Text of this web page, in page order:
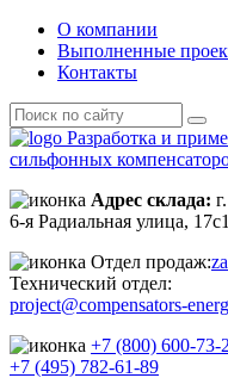
О компании
Выполненные
Контакты
Разработка и
сильфонных
Адрес склада:
6-я Радиальная улица, 17с1
Отдел продаж:
Технический отдел:
project@compensators-
+7 (800) 600-73-
+7 (495) 782-61-89